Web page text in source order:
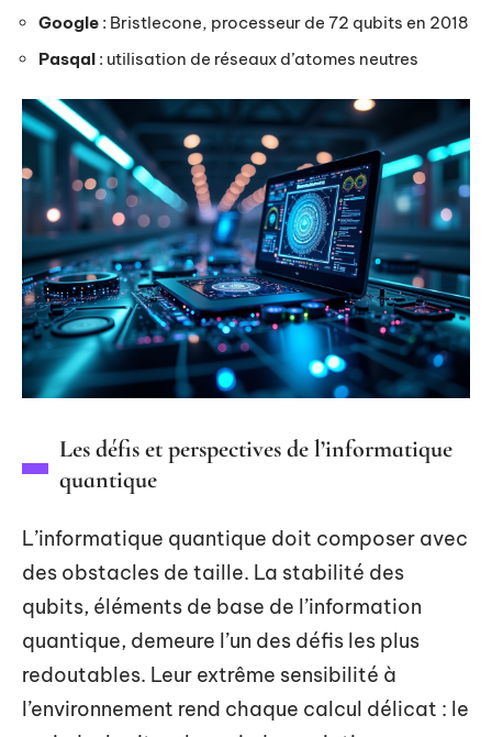
Google : Bristlecone, processeur de 72 qubits en 2018
Pasqal : utilisation de réseaux d’atomes neutres
Les défis et perspectives de l’informatique
quantique
L’informatique quantique doit composer avec
des obstacles de taille. La stabilité des
qubits, éléments de base de l’information
quantique, demeure l’un des défis les plus
redoutables. Leur extrême sensibilité à
l’environnement rend chaque calcul délicat : le